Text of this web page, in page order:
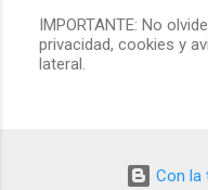
e
n
t
IMPORTANTE: No
privacidad, cookies y
lateral.
Con la